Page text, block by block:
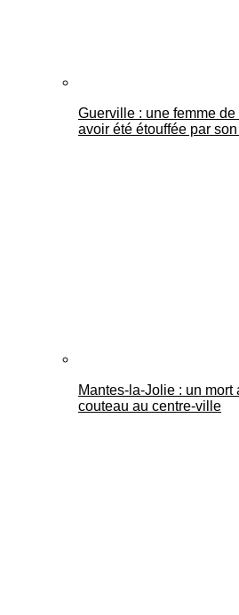
Guerville : une femme
avoir été étouffée par
Mantes-la-Jolie : un mort
couteau au centre-ville